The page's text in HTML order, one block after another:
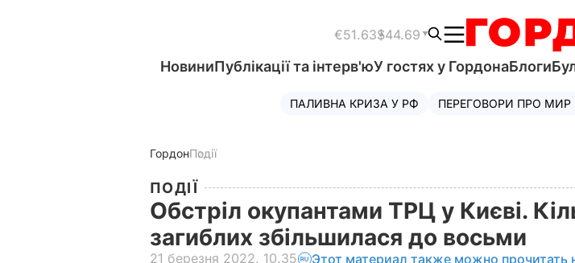
€51.63$44.69
НовиниПублікації та інтерв'юУ гостях у ГордонаБлоги
ПАЛИВНА КРИЗА У РФ ПЕРЕГОВОРИ ПРО МИР
ГордонПодії
ПОДІЇ
Обстріл окупантами ТРЦ у Києві.
загиблих збільшилася до восьми
21 березня 2022, 10.35 Этот материал также можно прочитать